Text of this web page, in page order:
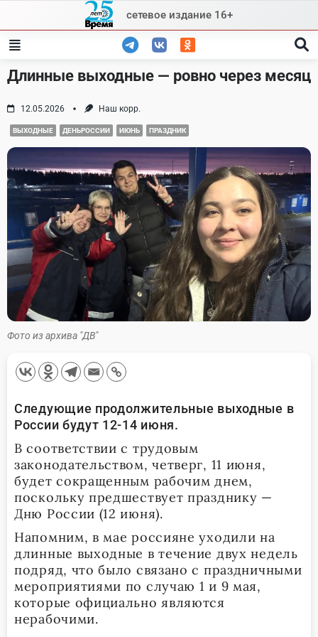
content
сетевое издание 16+
Длинные выходные — ровно через месяц
12.05.2026 Наш корр.
ВЫХОДНЫЕ ДЕНЬРОССИИ ИЮНЬ ПРАЗДНИК
Фото из архива "ДВ"
Следующие продолжительные выходные в
России будут 12-14 июня.
В соответствии с трудовым
законодательством, четверг, 11 июня,
будет сокращенным рабочим днем,
поскольку предшествует празднику —
Дню России (12 июня).
Напомним, в мае россияне уходили на
длинные выходные в течение двух недель
подряд, что было связано с праздничными
мероприятиями по случаю 1 и 9 мая,
которые официально являются
нерабочими.